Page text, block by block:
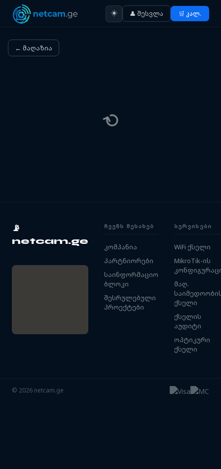
☀️ 👤 შესვლა 🛒 კალ.
← მაღაზია
⟳
📡
netcam.ge
ᲩᲕᲔᲜᲡ ᲨᲔᲡᲐᲮᲔᲑ
კომპანია
პარტნიორები
საინფორმაციო
ბლოკი
შესრულებული
პროექტები
ᲡᲔᲠᲕᲘᲡᲔᲑᲘ
WiFi ქსელი
MikroTik-ის
მაღ.
ქსელი
ქსელის
აუდიტი
ოპტიკური
ქსელი
© 2026 netcam.ge